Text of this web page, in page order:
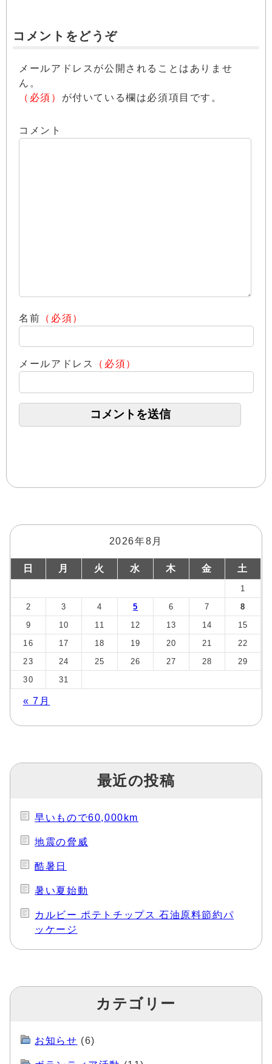
コメントをどうぞ
メールアドレスが公開されることはありませ
ん。
（必須） が付いている欄は必須項目です。
コメント
名前 （必須）
メールアドレス （必須）
2026年8月
日 月 火 水 木 金 土
1
2
3 4 5 6 7
8
9
10 11 12 13 14
15
16
17 18 19 20 21
22
23
24 25 26 27 28
29
30
31
« 7月
最近の投稿
早いもので60,000km
地震の脅威
酷暑日
暑い夏始動
カルビー ポテトチップス 石油原料節約パ
ッケージ
カテゴリー
お知らせ (6)